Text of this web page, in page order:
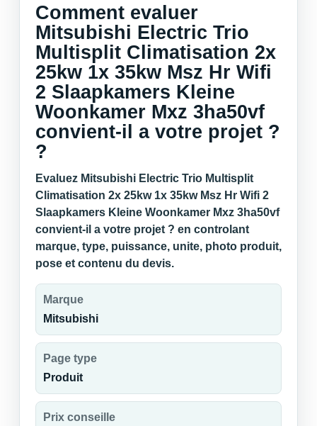
Comment evaluer
Mitsubishi Electric Trio
Multisplit Climatisation 2x
25kw 1x 35kw Msz Hr Wifi
2 Slaapkamers Kleine
Woonkamer Mxz 3ha50vf
convient-il a votre projet ?
?
Evaluez Mitsubishi Electric Trio Multisplit
Climatisation 2x 25kw 1x 35kw Msz Hr Wifi 2
Slaapkamers Kleine Woonkamer Mxz 3ha50vf
convient-il a votre projet ? en controlant
marque, type, puissance, unite, photo produit,
pose et contenu du devis.
Marque
Mitsubishi
Page type
Produit
Prix conseille